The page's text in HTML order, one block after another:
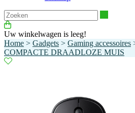
Uw winkelwagen is leeg!
Home > Gadgets > Gaming accessoires
COMPACTE DRAADLOZE MUIS